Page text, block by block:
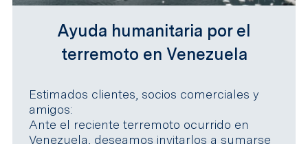
Ayuda humanitaria por el
terremoto en Venezuela
Estimados clientes, socios comerciales y
amigos:
Ante el reciente terremoto ocurrido en
Venezuela, deseamos invitarlos a sumarse